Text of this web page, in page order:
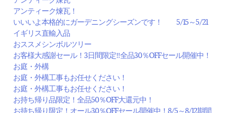
アンティーク煉瓦！
いいいよ本格的にガーデニングシーズンです！ 5/15～5/21
イギリス直輸入品
おススメシンボルツリー
お客様大感謝セール！3日間限定‼全品30％OFFセール開催中！
お庭・外構
お庭・外構工事もお任せください！
お庭・外構工事もお任せください！
お持ち帰り品限定！全品50％OFF大還元中！
お持ち帰り限定！オール30％OFFセール開催中！8/5～8/12期間